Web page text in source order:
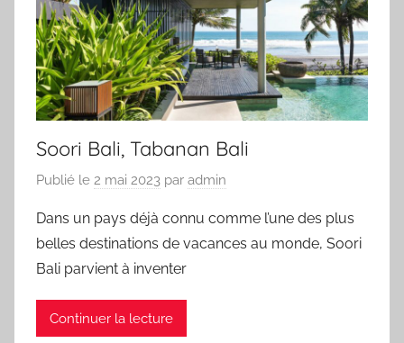
Soori Bali, Tabanan Bali
Publié le 2 mai 2023 par admin
Dans un pays déjà connu comme l’une des plus
belles destinations de vacances au monde, Soori
Bali parvient à inventer
Continuer la lecture